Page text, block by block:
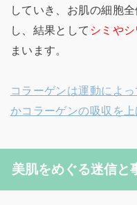
していき、お肌の細胞
し、結果として シミやシ
まいます。
コラーゲンは運動によ
かコラーゲンの吸収を
美肌をめぐる迷信と